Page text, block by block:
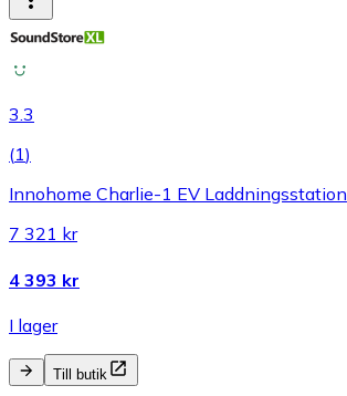
3.3
(1)
Innohome Charlie-1 EV Laddningsstation
7 321 kr
4 393 kr
I lager
Till butik